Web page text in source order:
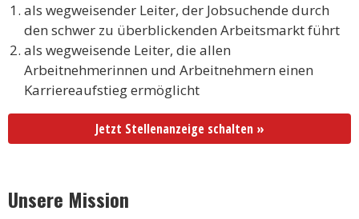
als wegweisender Leiter, der Jobsuchende durch
den schwer zu überblickenden Arbeitsmarkt führt
als wegweisende Leiter, die allen
Arbeitnehmerinnen und Arbeitnehmern einen
Karriereaufstieg ermöglicht
Jetzt Stellenanzeige schalten »
Unsere Mission